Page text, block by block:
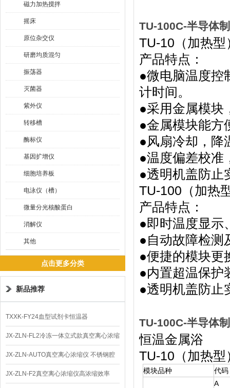
磁力加热搅拌
摇床
原位杂交仪
研磨均质混匀
振荡器
灭菌器
紫外仪
转移槽
酶标仪
基因扩增仪
细胞培养板
电泳仪（槽）
微量分光核酸蛋白
消解仪
其他
点击更多分类
新品推荐
TXXK-FY24血型试剂卡恒温器
JX-ZLN-FL2冷冻一体立式款真空离心浓缩
仪 低温功能
JX-ZLN-AUTO真空离心浓缩仪 不锈钢腔
体
JX-ZLN-F2真空离心浓缩仪高浓缩效率
TU-100C-半导体
TU-10（加热型
产品特点：
●微电脑温度控
计时间。
●采用金属模块
●金属模块能方
●风扇冷却，降
●温度偏差校准
●透明机盖防止
TU-100（加热
产品特点：
●即时温度显示
●自动故障检测
●便捷的模块更
●内置超温保护
●透明机盖防止
TU-100C-半导体
恒温金属浴
TU-10（加热
模块品种 代码
A